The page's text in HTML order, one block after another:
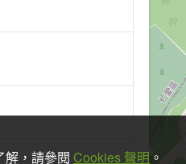
解，請參閱 Cookies 聲明 。